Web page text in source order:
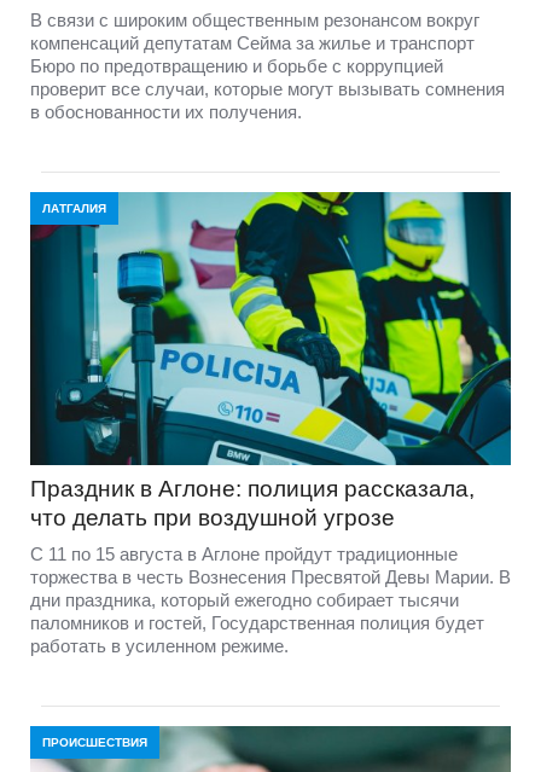
В связи с широким общественным резонансом вокруг
компенсаций депутатам Сейма за жилье и транспорт
Бюро по предотвращению и борьбе с коррупцией
проверит все случаи, которые могут вызывать сомнения
в обоснованности их получения.
ЛАТГАЛИЯ
Праздник в Аглоне: полиция рассказала,
что делать при воздушной угрозе
С 11 по 15 августа в Аглоне пройдут традиционные
торжества в честь Вознесения Пресвятой Девы Марии. В
дни праздника, который ежегодно собирает тысячи
паломников и гостей, Государственная полиция будет
работать в усиленном режиме.
ПРОИСШЕСТВИЯ